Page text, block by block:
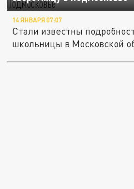
14 ЯНВАРЯ 07:07
Стали известны
школьницы в Московской